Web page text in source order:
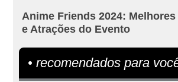
Anime Friends 2024:
e Atrações do Evento
• recomendados para